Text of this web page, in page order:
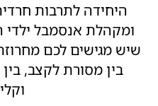
היחידה לתרבות
ומקהלת אנסמבל ילדי
שיש מגישים לכם
בין מסורת לקצב,